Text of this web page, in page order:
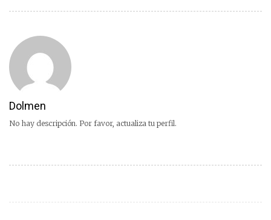
Dolmen
No hay descripción. Por favor, actualiza tu perfil.